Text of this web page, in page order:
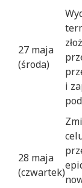
27 maja
(środa)
i
28 maja
(czwartek)